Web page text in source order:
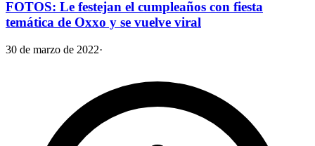
FOTOS: Le festejan el cumpleaños con fiesta
temática de Oxxo y se vuelve viral
30 de marzo de 2022·